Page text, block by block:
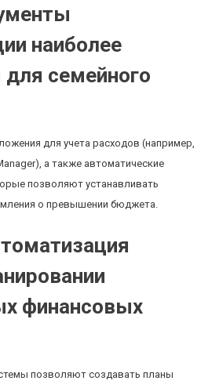
наиболее
семейного
для учета расходов (например,
а также автоматические
позволяют устанавливать
о превышении бюджета.
финансовых
позволяют создавать планы